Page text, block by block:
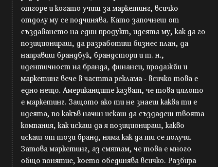
отгоре и когато учиш за маркетинг, всичко
отдолу му се подчинява. Като започнеш от
създаването на един продукт, идеята му, как да го
позиционираш, да разработиш бизнес план, да
направиш брандбук, брандстори и т. н.,
идентичност на бранда, финанси, продажби и
маркетинг вече в частта реклама - всичко това е
едно нещо. Американците казват, че това цялото
е маркетинг. Защото ако ти не знаеш каква ти е
идеята, по какъв начин искаш да създадеш твоята
компания, как искаш да я позиционираш, какво
искаш от този бранд, няма как да ти се получи.
Затова маркетинг, аз смятам, че това е много
общо понятие, което обединява всичко. Разбира